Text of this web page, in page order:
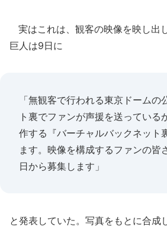
実はこれは、観客の映像を映し出
巨人は9日に
「無観客で行われる東京ドームの
ト裏でファンが声援を送っている
作する『バーチャルバックネット
ます。映像を構成するファンの皆
日から募集します」
と発表していた。写真をもとに合成